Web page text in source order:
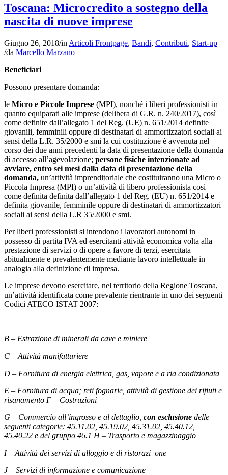
Toscana: Microcredito a sostegno della
nascita di nuove imprese
Giugno 26, 2018/in Articoli Frontpage, Bandi, Contributi, Start-up
/da Marcello Marzano
Beneficiari
Possono presentare domanda:
le Micro e Piccole Imprese (MPI), nonché i liberi professionisti in
quanto equiparati alle imprese (delibera di G.R. n. 240/2017), così
come definite dall’allegato 1 del Reg. (UE) n. 651/2014 definite
giovanili, femminili oppure di destinatari di ammortizzatori sociali ai
sensi della L.R. 35/2000 e smi la cui costituzione è avvenuta nel
corso dei due anni precedenti la data di presentazione della domanda
di accesso all’agevolazione; persone fisiche intenzionate ad
avviare, entro sei mesi dalla data di presentazione della
domanda, un’attività imprenditoriale che costituiranno una Micro o
Piccola Impresa (MPI) o un’attività di libero professionista cosi
come definita definita dall’allegato 1 del Reg. (EU) n. 651/2014 e
definita giovanile, femminile oppure di destinatari di ammortizzatori
sociali ai sensi della L.R 35/2000 e smi.
Per liberi professionisti si intendono i lavoratori autonomi in
possesso di partita IVA ed esercitanti attività economica volta alla
prestazione di servizi o di opere a favore di terzi, esercitata
abitualmente e prevalentemente mediante lavoro intellettuale in
analogia alla definizione di impresa.
Le imprese devono esercitare, nel territorio della Regione Toscana,
un’attività identificata come prevalente rientrante in uno dei seguenti
Codici ATECO ISTAT 2007:
B – Estrazione di minerali da cave e miniere
C – Attività manifatturiere
D – Fornitura di energia elettrica, gas, vapore e a ria condizionata
E – Fornitura di acqua; reti fognarie, attività di gestione dei rifiuti e
risanamento F – Costruzioni
G – Commercio all’ingrosso e al dettaglio, con esclusione delle
seguenti categorie: 45.11.02, 45.19.02, 45.31.02, 45.40.12,
45.40.22 e del gruppo 46.1 H – Trasporto e magazzinaggio
I – Attività dei servizi di alloggio e di ristorazi one
J – Servizi di informazione e comunicazione